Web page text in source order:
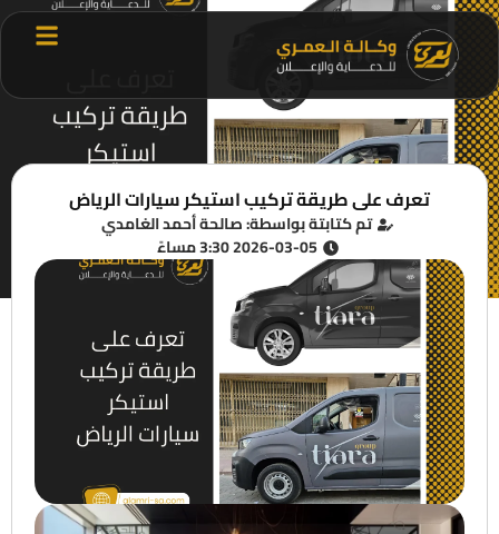
تعرف على طريقة تركيب استيكر سيارات الرياض
تم كتابتة بواسطة: صالحة أحمد الغامدي
2026-03-05 3:30 مساءً